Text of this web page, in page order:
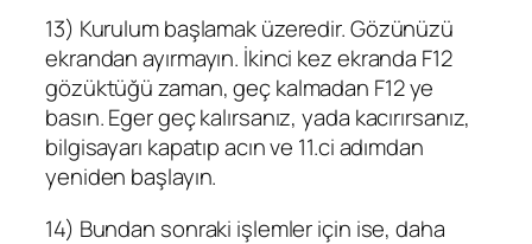
13) Kurulum başlamak üzeredir. Gözünüzü
ekrandan ayırmayın. İkinci kez ekranda F12
gözüktüğü zaman, geç kalmadan F12 ye
basın. Eger geç kalırsanız, yada kacırırsanız,
bilgisayarı kapatıp acın ve 11.ci adımdan
yeniden başlayın.
14) Bundan sonraki işlemler için ise, daha